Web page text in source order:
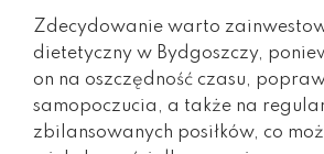
Zdecydowanie warto
dietetyczny w Bydgoszczy,
on na oszczędność czasu,
samopoczucia, a także na
zbilansowanych posiłków, co